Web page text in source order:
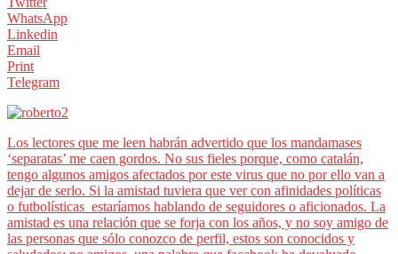
WhatsApp
Linkedin
Email
Print
Telegram
Los lectores que me leen habrán advertido que los mandamases
‘separatas’ me caen gordos. No sus fieles porque, como catalán,
tengo algunos amigos afectados por este virus que no por ello van a
dejar de serlo. Si la amistad tuviera que ver con afinidades políticas
o futbolísticas estaríamos hablando de seguidores o aficionados. La
amistad es una relación que se forja con los años, y no soy amigo de
las personas que sólo conozco de perfil, estos son conocidos y